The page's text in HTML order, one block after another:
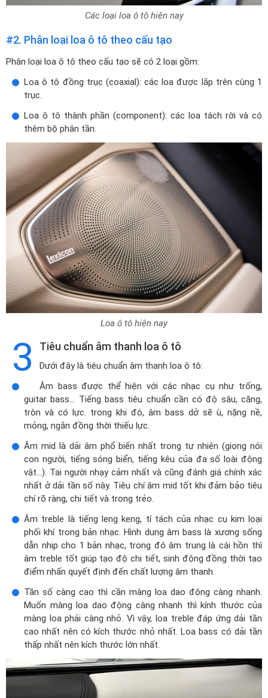
Các loại loa ô tô hiện nay
#2. Phân loại loa ô tô theo cấu tạo
Phân loại loa ô tô theo cấu tạo sẽ có 2 loại gồm:
Loa ô tô đồng trục (coaxial): các loa được lắp trên cùng 1
trục.
Loa ô tô thành phần (component): các loa tách rời và có
thêm bộ phân tần.
Loa ô tô hiện nay
3 Tiêu chuẩn âm thanh loa ô tô
Dưới đây là tiêu chuẩn âm thanh loa ô tô:
Âm bass được thể hiện với các nhạc cụ như trống,
guitar bass… Tiếng bass tiêu chuẩn cần có độ sâu, căng,
tròn và có lực. trong khi đó, âm bass dở sẽ ù, nặng nề,
mỏng, ngắn đồng thời thiếu lực.
Âm mid là dải âm phổ biến nhất trong tự nhiên (giọng nói
con người, tiếng sóng biển, tiếng kêu của đa số loài động
vật…). Tai người nhạy cảm nhất và cũng đánh giá chính xác
nhất ở dải tần số này. Tiêu chí âm mid tốt khi đảm bảo tiêu
chí rõ ràng, chi tiết và trong trẻo.
Âm treble là tiếng leng keng, tí tách của nhạc cụ kim loại
phối khí trong bản nhạc. Hình dung âm bass là xương sống
dẫn nhịp cho 1 bản nhạc, trong đó âm trung là cái hồn thì
âm treble tốt giúp tạo độ chi tiết, sinh động đồng thời tạo
điểm nhấn quyết định đến chất lượng âm thanh.
Tần số càng cao thì cần màng loa dao động càng nhanh.
Muốn màng loa dao động càng nhanh thì kính thước của
màng loa phải càng nhỏ. Vì vậy, loa treble đáp ứng dải tần
cao nhất nên có kích thước nhỏ nhất. Loa bass có dải tần
thấp nhất nên kích thước lớn nhất.